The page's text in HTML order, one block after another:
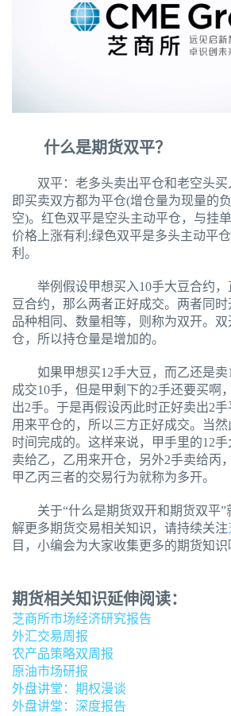
什么是期货双平？
双平：老多头卖出平仓和老空头买
即买卖双方都为平仓(增仓量为现量
空)。红色双平是空头主动平仓，与挂
价格上涨有利;绿色双平是多头主动平
利。
举例假设甲想买入10手大豆合约，
豆合约，那么两者正好成交。两者同
品种相同、数量相等，则称为双开。
仓，所以持仓量是增加的。
如果甲想买12手大豆，而乙还是卖
成交10手，但是甲剩下的2手还要买啊
出2手。于是再假设丙此时正好卖出2
用来平仓的，所以三方正好成交。当
时间完成的。这样来说，甲手里的12
卖给乙，乙用来开仓，另外2手卖给丙
甲乙丙三者的交易行为就称为多开。
关于“什么是期货双开和期货双平”
解更多期货交易相关知识，请持续关注
目，小编会为大家收集更多的期货知识
期货相关知识延伸阅读：
芝商所市场经济研究报告
外汇交易周报
农产品策略双周报
原油市场研报
外盘讲堂：期权漫谈
外盘讲堂：深度报告